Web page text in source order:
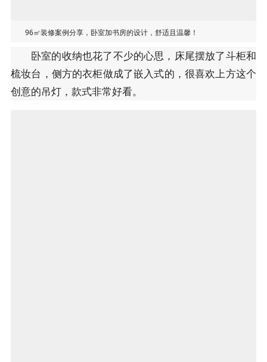
96㎡装修案例分享，卧室加书房的设计，舒适且温馨！
卧室的收纳也花了不少的心思，床尾摆放了斗柜和
梳妆台，侧方的衣柜做成了嵌入式的，很喜欢上方这个
创意的吊灯，款式非常好看。